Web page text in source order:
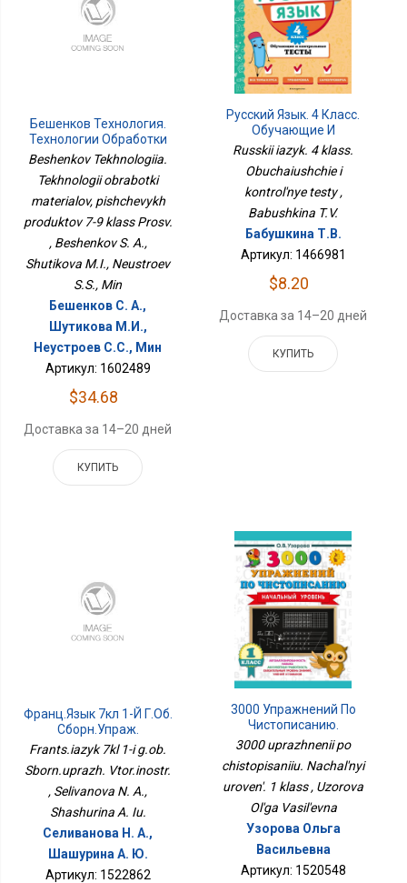
Бешенков Технология.
Технологии Обработки
Материалов, Пищевых
Продуктов 7-9 Класс
Просв.
Beshenkov Tekhnologiia.
Tekhnologii obrabotki
materialov, pishchevykh
produktov 7-9 klass Prosv.
, Beshenkov S. A.,
Shutikova M.I., Neustroev
S.S., Min
Бешенков С. А.,
Шутикова М.И.,
Неустроев С.С., Мин
Артикул: 1602489
$34.68
Доставка за 14–20 дней
КУПИТЬ
Русский Язык. 4 Класс.
Обучающие И
Контрольные Тесты
Russkii iazyk. 4 klass.
Obuchaiushchie i
kontrol'nye testy ,
Babushkina T.V.
Бабушкина Т.В.
Артикул: 1466981
$8.20
Доставка за 14–20 дней
КУПИТЬ
Франц.язык 7кл 1-Й Г.об.
Сборн.упраж.
Втор.иностр.
Frants.iazyk 7kl 1-i g.ob.
Sborn.uprazh. Vtor.inostr.
, Selivanova N. A.,
Shashurina A. Iu.
Селиванова Н. А.,
Шашурина А. Ю.
Артикул: 1522862
3000 Упражнений По
Чистописанию.
Начальный Уровень. 1
Класс
3000 uprazhnenii po
chistopisaniiu. Nachal'nyi
uroven'. 1 klass , Uzorova
Ol'ga Vasil'evna
Узорова Ольга
Васильевна
Артикул: 1520548